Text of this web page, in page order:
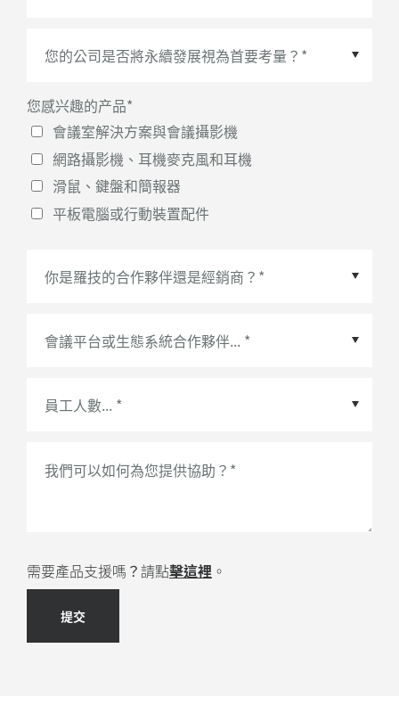
國家/地區*
您感兴趣的产品*
會議室解決方案與會議攝影機
網路攝影機、耳機麥克風和耳機
滑鼠、鍵盤和簡報器
平板電腦或行動裝置配件
會議平台或生態系統合作夥伴
我們可以如何為您提供協助？ *
需要產品支援嗎？請點擊這裡 。
提交